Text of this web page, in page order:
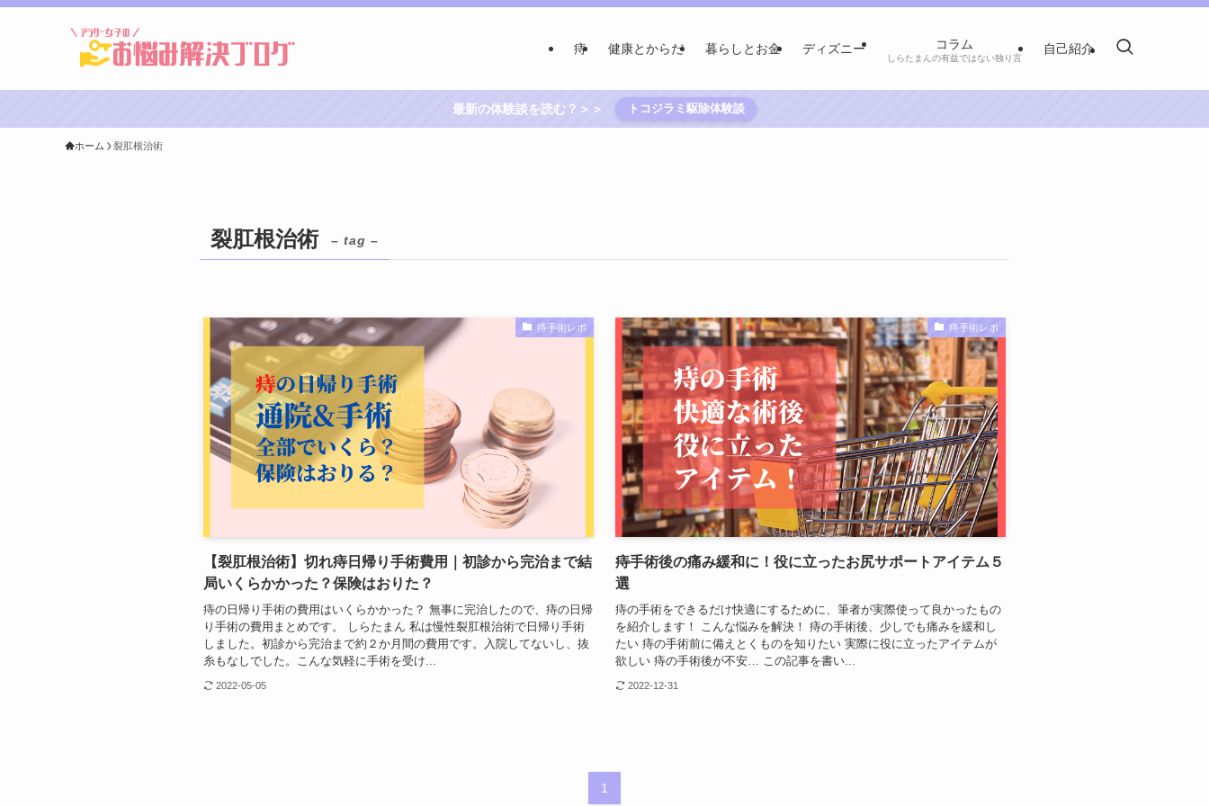
痔 健康とからだ 暮らしとお金 ディズニー コラム
しらたまんの有益ではない独り言
自己紹介
最新の体験談を読む？＞＞ トコジラミ駆除体験談
ホーム 裂肛根治術
裂肛根治術 – tag –
痔手術レポ
【裂肛根治術】切れ痔日帰り手術費用｜初診から完治まで結
局いくらかかった？保険はおりた？
痔の日帰り手術の費用はいくらかかった？ 無事に完治したので、痔の日帰
り手術の費用まとめです。 しらたまん 私は慢性裂肛根治術で日帰り手術
しました。初診から完治まで約２か月間の費用です。入院してないし、抜
糸もなしでした。こんな気軽に手術を受け...
2022-05-05
痔手術レポ
痔手術後の痛み緩和に！役に立ったお尻サポートアイテム５
選
痔の手術をできるだけ快適にするために、筆者が実際使って良かったもの
を紹介します！ こんな悩みを解決！ 痔の手術後、少しでも痛みを緩和し
たい 痔の手術前に備えとくものを知りたい 実際に役に立ったアイテムが
欲しい 痔の手術後が不安… この記事を書い...
2022-12-31
1